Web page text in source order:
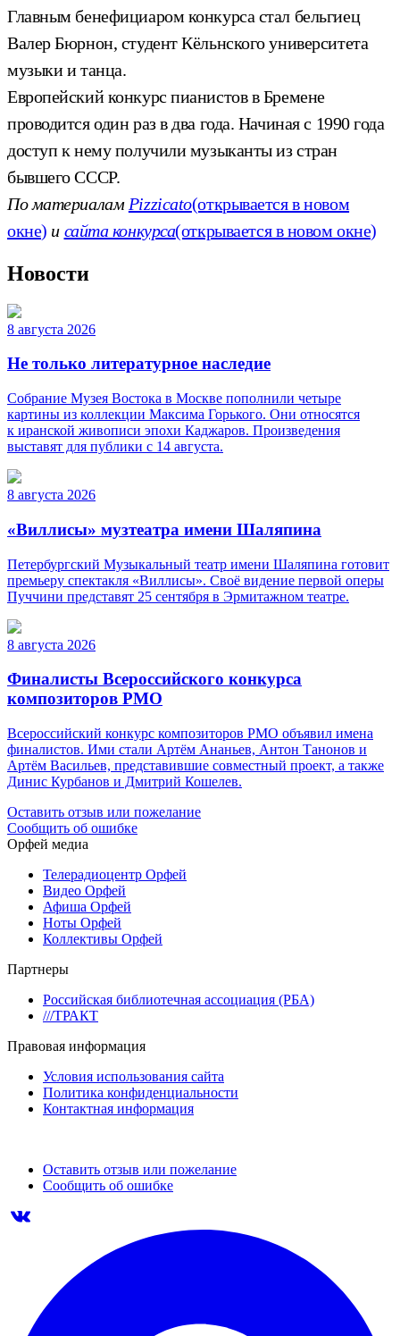
Главным бенефициаром конкурса стал бельгиец
Валер Бюрнон, студент Кёльнского университета
музыки и танца.
Европейский конкурс пианистов в Бремене
проводится один раз в два года. Начиная с 1990 года
доступ к нему получили музыканты из стран
бывшего СССР.
По материалам Pizzicato(открывается в новом
окне) и сайта конкурса(открывается в новом окне)
Новости
8 августа 2026
Не только литературное наследие
Собрание Музея Востока в Москве пополнили четыре
картины из коллекции Максима Горького. Они относятся
к иранской живописи эпохи Каджаров. Произведения
выставят для публики с 14 августа.
8 августа 2026
«Виллисы» музтеатра имени Шаляпина
Петербургский Музыкальный театр имени Шаляпина готовит
премьеру спектакля «Виллисы». Своё видение первой оперы
Пуччини представят 25 сентября в Эрмитажном театре.
8 августа 2026
Финалисты Всероссийского конкурса
композиторов РМО
Всероссийский конкурс композиторов РМО объявил имена
финалистов. Ими стали Артём Ананьев, Антон Танонов и
Артём Васильев, представившие совместный проект, а также
Динис Курбанов и Дмитрий Кошелев.
Оставить отзыв или пожелание
Сообщить об ошибке
Орфей медиа
Телерадиоцентр Орфей
Видео Орфей
Афиша Орфей
Ноты Орфей
Коллективы Орфей
Партнеры
Российская библиотечная ассоциация (РБА)
///ТРАКТ
Правовая информация
Условия использования сайта
Политика конфиденциальности
Контактная информация
Оставить отзыв или пожелание
Сообщить об ошибке